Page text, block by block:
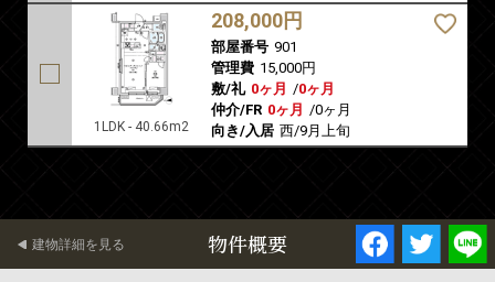
1LDK - 40.66m2
208,000円
部屋番号 901
管理費 15,000円
敷/礼 0ヶ月 /0ヶ月
仲介/FR 0ヶ月 /0ヶ月
向き/入居 西/9月上旬
物件概要
建物詳細を見る